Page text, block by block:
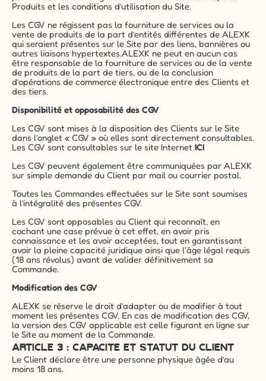
Produits et les conditions d’utilisation du Site.
Les CGV ne régissent pas la fourniture de services ou la
vente de produits de la part d’entités différentes de ALEXK
qui seraient présentes sur le Site par des liens, bannières ou
autres liaisons hypertextes.ALEXK ne peut en aucun cas
être responsable de la fourniture de services ou de la vente
de produits de la part de tiers, ou de la conclusion
d’opérations de commerce électronique entre des Clients et
des tiers.
Disponibilité et opposabilité des CGV
Les CGV sont mises à la disposition des Clients sur le Site
dans l’onglet « CGV » où elles sont directement consultables.
Les CGV sont consultables sur le site Internet ICI
Les CGV peuvent également être communiquées par ALEXK
sur simple demande du Client par mail ou courrier postal.
Toutes les Commandes effectuées sur le Site sont soumises
à l’intégralité des présentes CGV.
Les CGV sont opposables au Client qui reconnaît, en
cochant une case prévue à cet effet, en avoir pris
connaissance et les avoir acceptées, tout en garantissant
avoir la pleine capacité juridique ainsi que l'âge légal requis
(18 ans révolus) avant de valider définitivement sa
Commande.
Modification des CGV
ALEXK se réserve le droit d’adapter ou de modifier à tout
moment les présentes CGV. En cas de modification des CGV,
la version des CGV applicable est celle figurant en ligne sur
le Site au moment de la Commande.
ARTICLE 3 : CAPACITE ET STATUT DU CLIENT
Le Client déclare être une personne physique âgée d’au
moins 18 ans.